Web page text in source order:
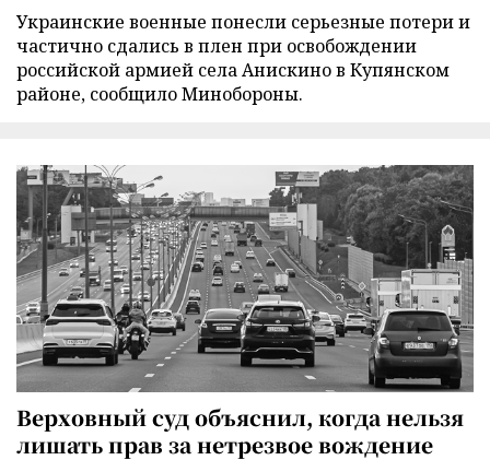
Украинские военные понесли серьезные потери и
частично сдались в плен при освобождении
российской армией села Анискино в Купянском
районе, сообщило Минобороны.
Верховный суд объяснил, когда нельзя
лишать прав за нетрезвое вождение